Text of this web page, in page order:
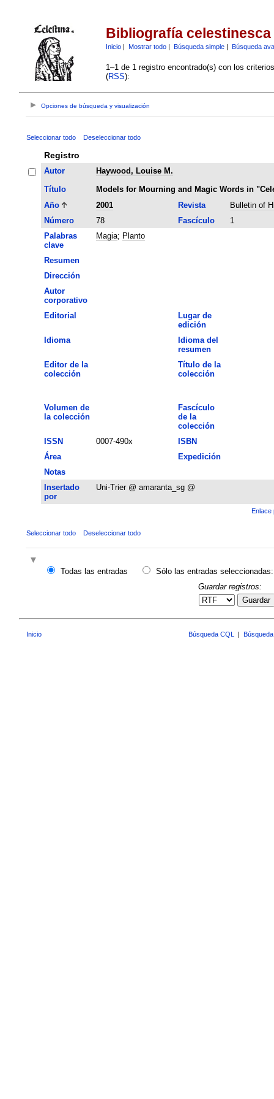
Bibliografía celestinesca
Inicio| Mostrar todo| Búsqueda simple| Búsqueda
1–1 de 1 registro encontrado(s) con los
(RSS):
Opciones de búsqueda y visualización
Seleccionar todo Deseleccionar todo
Registro
Autor
Haywood, Louise M.
Título
Models for Mourning and Magic Words in
Año
2001 Revista
Bulletin of
Número
78 Fascículo
1
Palabras
clave
Magia; Planto
Resumen
Dirección
Autor
corporativo
Editorial
Lugar de
edición
Idioma
Idioma del
resumen
Editor de la
colección
Título de la
colección
Volumen de
la colección
Fascículo
de la
colección
ISSN
0007-490x
ISBN
Área
Expedición
Notas
Insertado
por
Uni-Trier @ amaranta_sg @
Enlace
Seleccionar todo Deseleccionar todo
Todas las entradas
Sólo las entradas seleccionadas:
Guardar registros:
Guardar
Inicio Búsqueda CQL